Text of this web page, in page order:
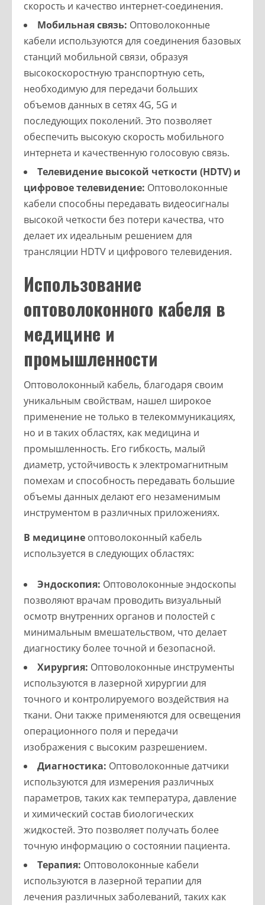
скорость и качество интернет-соединения.
Мобильная связь: Оптоволоконные
кабели используются для соединения базовых
станций мобильной связи, образуя
высокоскоростную транспортную сеть,
необходимую для передачи больших
объемов данных в сетях 4G, 5G и
последующих поколений. Это позволяет
обеспечить высокую скорость мобильного
интернета и качественную голосовую связь.
Телевидение высокой четкости (HDTV) и
цифровое телевидение: Оптоволоконные
кабели способны передавать видеосигналы
высокой четкости без потери качества, что
делает их идеальным решением для
трансляции HDTV и цифрового телевидения.
Использование
оптоволоконного кабеля в
медицине и
промышленности
Оптоволоконный кабель, благодаря своим
уникальным свойствам, нашел широкое
применение не только в телекоммуникациях,
но и в таких областях, как медицина и
промышленность. Его гибкость, малый
диаметр, устойчивость к электромагнитным
помехам и способность передавать большие
объемы данных делают его незаменимым
инструментом в различных приложениях.
В медицине оптоволоконный кабель
используется в следующих областях:
Эндоскопия: Оптоволоконные эндоскопы
позволяют врачам проводить визуальный
осмотр внутренних органов и полостей с
минимальным вмешательством, что делает
диагностику более точной и безопасной.
Хирургия: Оптоволоконные инструменты
используются в лазерной хирургии для
точного и контролируемого воздействия на
ткани. Они также применяются для освещения
операционного поля и передачи
изображения с высоким разрешением.
Диагностика: Оптоволоконные датчики
используются для измерения различных
параметров, таких как температура, давление
и химический состав биологических
жидкостей. Это позволяет получать более
точную информацию о состоянии пациента.
Терапия: Оптоволоконные кабели
используются в лазерной терапии для
лечения различных заболеваний, таких как